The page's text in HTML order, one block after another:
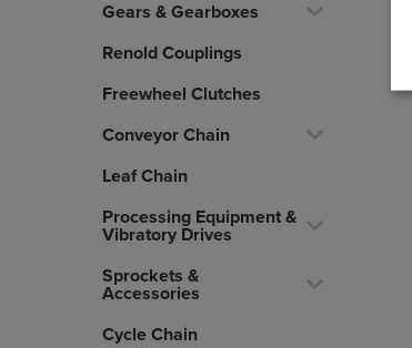
Gears & Gearboxes
Renold Couplings
Freewheel Clutches
Conveyor Chain
Leaf Chain
Processing Equipment &
Vibratory Drives
Sprockets &
Accessories
Cycle Chain